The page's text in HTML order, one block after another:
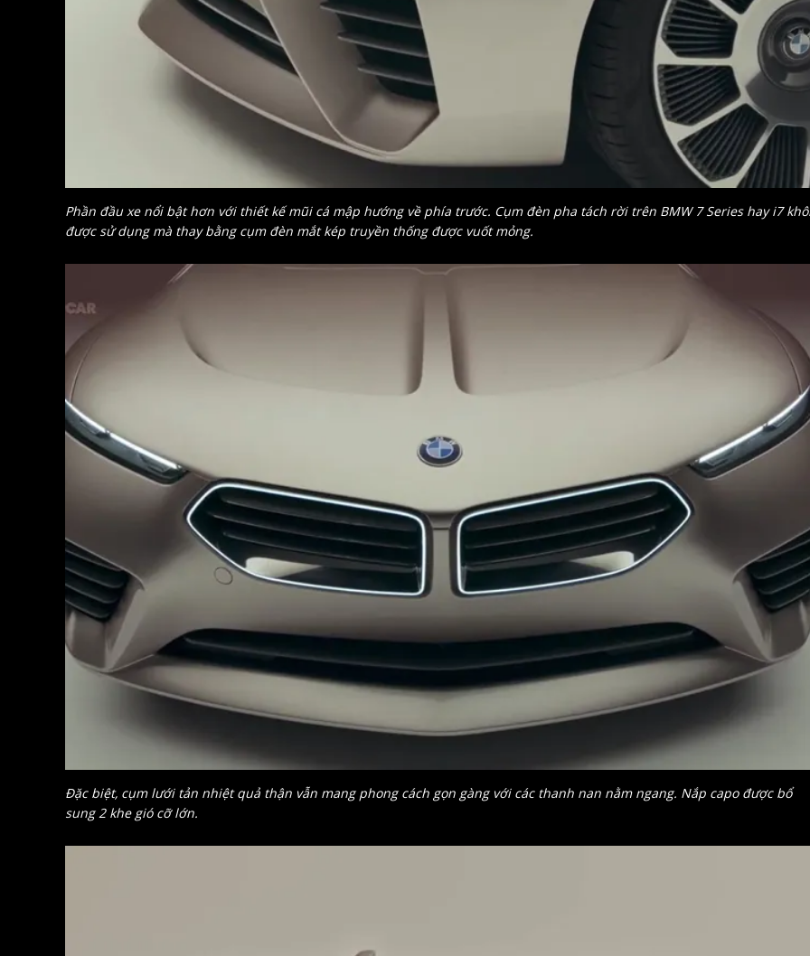
Phần đầu xe nổi bật hơn với thiết kế mũi cá mập hướng về phía trước. Cụm đèn pha tách rời trên BMW 7 Series hay i7
được sử dụng mà thay bằng cụm đèn mắt kép truyền thống được vuốt mỏng.
Đặc biệt, cụm lưới tản nhiệt quả thận vẫn mang phong cách gọn gàng với các thanh nan nằm ngang. Nắp capo được bổ
sung 2 khe gió cỡ lớn.